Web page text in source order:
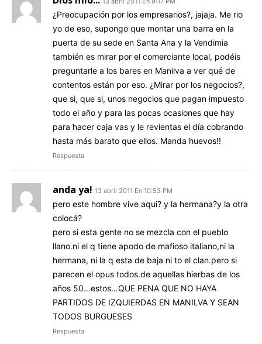
¿Preocupación por los empresarios?, jajaja. Me rio
yo de eso, supongo que montar una barra en la
puerta de su sede en Santa Ana y la Vendimia
también es mirar por el comerciante local, podéis
preguntarle a los bares en Manilva a ver qué de
contentos están por eso. ¿Mirar por los negocios?,
que si, que si, unos negocios que pagan impuesto
todo el año y para las pocas ocasiones que hay
para hacer caja vas y le revientas el día cobrando
hasta más barato que ellos. Manda huevos!!
Respuesta
anda ya! 13 abril 2011 En 10:53 PM
pero este hombre vive aqui? y la hermana?y la otra
colocá?
pero si esta gente no se mezcla con el pueblo
llano.ni el q tiene apodo de mafioso italiano,ni la
hermana, ni la q esta de baja ni to el clan.pero si
parecen el opus todos.de aquellas hierbas de los
años 50…estos…QUE PENA QUE NO HAYA
PARTIDOS DE IZQUIERDAS EN MANILVA Y SEAN
TODOS BURGUESES
Respuesta